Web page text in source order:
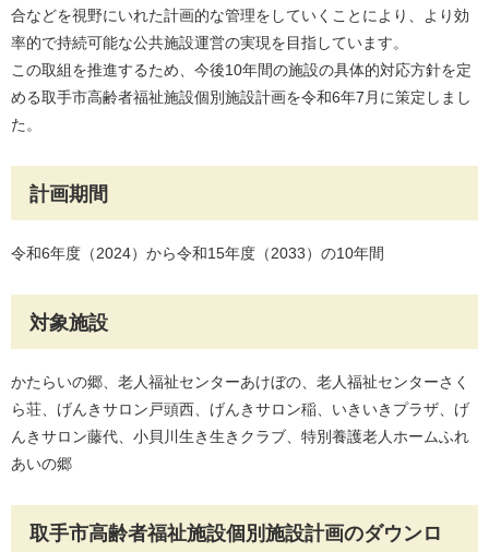
合などを視野にいれた計画的な管理をしていくことにより、より効
率的で持続可能な公共施設運営の実現を目指しています。
この取組を推進するため、今後10年間の施設の具体的対応方針を定
める取手市高齢者福祉施設個別施設計画を令和6年7月に策定しまし
た。
計画期間
令和6年度（2024）から令和15年度（2033）の10年間
対象施設
かたらいの郷、老人福祉センターあけぼの、老人福祉センターさく
ら荘、げんきサロン戸頭西、げんきサロン稲、いきいきプラザ、げ
んきサロン藤代、小貝川生き生きクラブ、特別養護老人ホームふれ
あいの郷
取手市高齢者福祉施設個別施設計画のダウンロ